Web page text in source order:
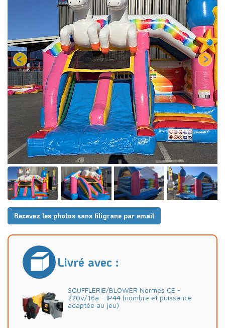
Recevez les photos sans filigrane par email
Livré avec :
SOUFFLERIE/BLOWER Normes CE -
220v/16a - IP44 (nombre et puissance
adaptée au jeu)